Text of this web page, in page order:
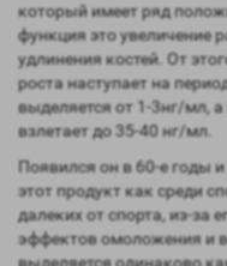
который имеет ряд
функция это увеличение
удлинения костей. От
роста наступает на
выделяется от 1-3нг/мл,
взлетает до 35-40 нг/мл.
Появился он в 60-е годы
этот продукт как среди
далеких от спорта, из-за
эффектов омоложения и